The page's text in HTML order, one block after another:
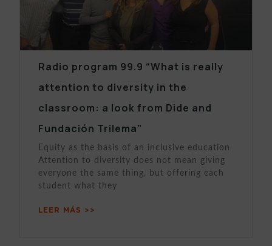
Radio program 99.9 “What is really
attention to diversity in the
classroom: a look from Dide and
Fundación Trilema”
Equity as the basis of an inclusive education
Attention to diversity does not mean giving
everyone the same thing, but offering each
student what they
LEER MÁS >>